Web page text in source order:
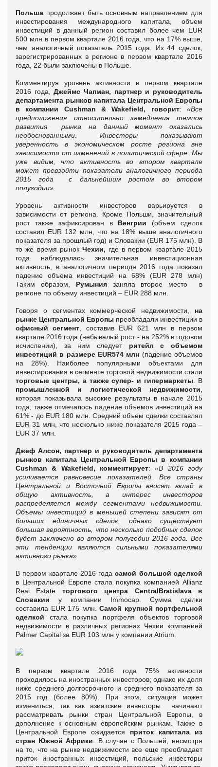
Польша продолжает быть основным направлением для
инвестирования международного капитала, объем
инвестиций в данный регион составил более чем EUR
500 млн в первом квартале 2016 года, что на 17% выше,
чем аналогичный показатель 2015 года. Из 44 сделок,
зарегистрированных в регионе в первом квартале 2016
года, 22 были заключены в Польше.
Комментируя уровень активности в первом квартале
2016 года,Джеймс Чапман, партнер и руководитель
департамента рынков капитала Центральной Европы
в компании Cushman & Wakefield, говорит:«Все
предположения относительно замедления темпов
развития рынка на данный момент оказались
необоснованными. Инвесторы показывают
уверенность в экономическом росте региона вне
зависимости от изменений в политической сфере. Мы
уже видим, что активность во втором квартале
может превзойти показатели аналогичного периода
2015 года с дальнейшим ростом во втором
полугодии».
Уровень активности инвесторов варьируется в
зависимости от региона. Кроме Польши, значительный
рост также зафиксирован в Венгрии (объем сделок
составил EUR 132 млн, что на 18% выше аналогичного
показателя за прошлый год) и Словакии (EUR 175 млн). В
то же время рынокЧехии, где в первом квартале 2015
года наблюдалась значительная инвестиционная
активность, в аналогичном периоде 2016 года показал
падение объема инвестиций на 68% (EUR 278 млн)
Таким образом, Румыния заняла второе место в
регионе по объему инвестиций – EUR 288 млн.
Говоря о сегментах коммерческой недвижимости, на
рынке Центральной Европы преобладали инвестиции в
офисный сегмент , составив EUR 621 млн в первом
квартале 2016 года (небывалый рост - на 252% в годовом
исчислении), за ним следует ритейл с объемом
инвестиций в размере EUR574 млн (падение объемов
на 28%). Наиболее популярными объектами для
инвестирования в сегменте торговой недвижимости стали
торговые центры, а также супер- и гипермаркеты . В
промышленной и логистической недвижимости
которая показывала высокие результаты в начале 2015
года, также отмечалось падение объемов инвестиций на
61% - до EUR 180 млн. Средний объем сделки составлял
EUR 31 млн, что несколько ниже показателя 2015 года –
EUR 37 млн.
Джеф Алсон, партнер и руководитель департамента
рынков капитала Центральной Европы в компании
Cushman & Wakefield, комментирует:«В 2016 году
усиливается равновесие показателей. Все страны
Центральной и Восточной Европы вносят вклад в
общую активность, а интерес инвесторов
распределяется между сегментами недвижимости.
Объемы инвестиций в меньшей степени зависят от
больших единичных сделок, однако существует
большая вероятность, что несколько подобных сделок
будет заключено во втором полугодии 2016 года. Все
эти тенденции являются сильными показателями
активного рынка».
В первом квартале 2016 годасамой большой сделкой
в Центральной Европе стала покупка компанией Allianz
Real Estate торгового центра CentralBratislavaв
Словакии у компании Immocap. Сумма сделки
составила EUR 175 млн. Самой крупной портфельной
сделкой стала покупка портфеля объектов торговой
недвижимости в различных регионах Чехии компанией
Palmer Capital за EUR 103 млн у компании Atrium.
В первом квартале 2016 года 75% активности
проходилось на иностранных инвесторов; однако их доля
ниже среднего долгосрочного и среднего показателя за
2015 год (более 80%). При этом, ситуация может
измениться, так как азиатские инвесторы начинают
рассматривать рынки стран Центральной Европы, в
дополнение к основным европейским рынкам. Также в
Центральной Европе ожидается приток капитала из
стран Южной Африки . В случае с Польшей, несмотря
на то, что на рынке недвижимости все еще преобладает
приток иностранных инвестиций, польские инвесторы